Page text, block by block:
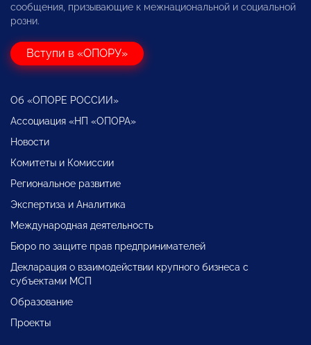
сообщения, призывающие к межнациональной и социальной
розни.
Вступи в «ОПОРУ»
Об «ОПОРЕ РОССИИ»
Ассоциация «НП «ОПОРА»
Новости
Комитеты и Комиссии
Региональное развитие
Экспертиза и Аналитика
Международная деятельность
Бюро по защите прав предпринимателей
Декларация о взаимодействии крупного бизнеса с
субъектами МСП
Образование
Проекты